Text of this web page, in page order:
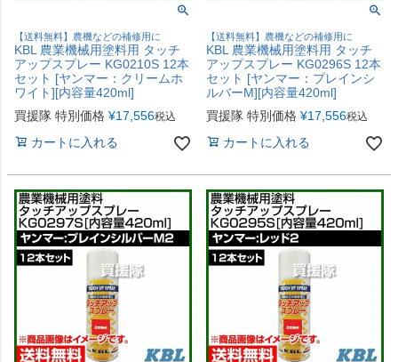
【送料無料】農機などの補修用に
KBL 農業機械用塗料用 タッチ
アップスプレー KG0210S 12本
セット [ヤンマー：クリームホ
ワイト][内容量420ml]
買援隊 特別価格 ¥17,556税込
カートに入れる
【送料無料】農機などの補修用に
KBL 農業機械用塗料用 タッチ
アップスプレー KG0296S 12本
セット [ヤンマー：プレインシ
ルバーM][内容量420ml]
買援隊 特別価格 ¥17,556税込
カートに入れる